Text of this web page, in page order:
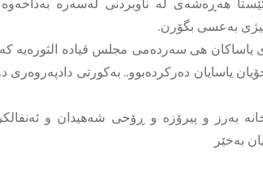
بەعسی بگۆرن.
یاساکان هی سەردەمی مجلس قیادە الثورەیە
یاسایان دەرکردەبوو.. بەکورتی دادپەروەری
بەرز و پیرۆزە و ڕۆحی شەهیدان و
بەخێر